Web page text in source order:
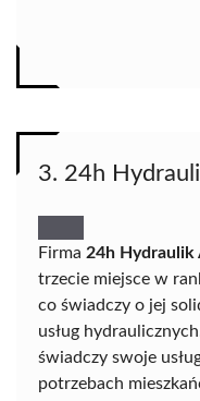
3. 24h
Firma 24h Hydraulik
trzecie miejsce w
co świadczy o jej
usług
świadczy swoje
potrzebach